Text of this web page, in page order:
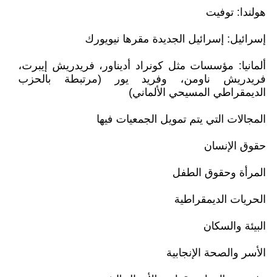
هولندا: توفيت
إسرائيل: إسرائيل الجديدة مقرها نيويورك
ألمانيا: مؤسسات مثل كونراد أديناور، فريدريش إيبرت،
فريدريش ناومن، وفريد يور (مرتبطة بالحزب
الديمقراطي المسيحي الألماني)
المجالات التي يتم تمويل الجمعيات فيها
حقوق الإنسان
المرأة وحقوق الطفل
الحريات الديمقراطية
البيئة والسكان
الأسر والصحة الإنجابية